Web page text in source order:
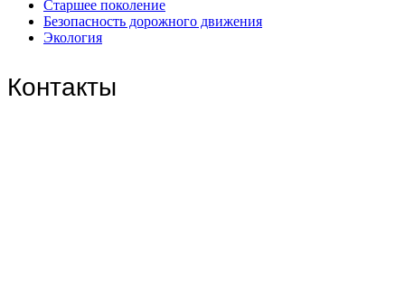
Старшее поколение
Безопасность дорожного движения
Экология
Контакты